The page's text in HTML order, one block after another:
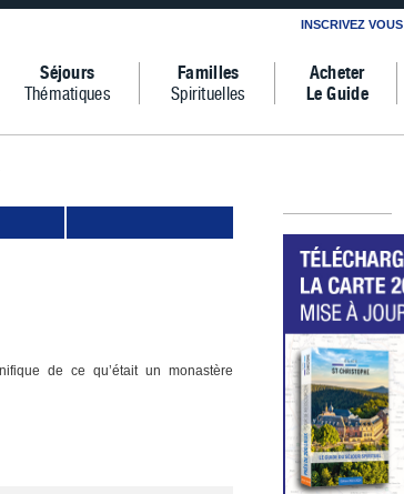
INSCRIVEZ VOUS
Séjours
Thématiques
Familles
Spirituelles
Acheter
Le Guide
de ce qu’était un monastère